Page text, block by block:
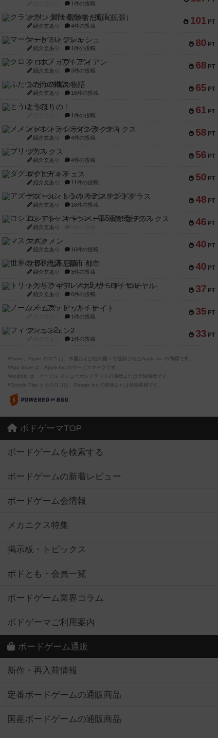
1件の投稿
101 PT
クランク! ：冒険者たち（拡張）
紹介文あり 4件の投稿
80 PT
マーケットフレッシュ
紹介文あり 1件の投稿
68 PT
クロス・オブ・アイアン
紹介文あり 3件の投稿
65 PT
ふたつの街の物語
紹介文あり 18件の投稿
61 PT
とうほうの！
1件の投稿
58 PT
メメントオンラインタクティクス
紹介文あり 4件の投稿
56 PT
ブリックス
紹介文あり 4件の投稿
50 PT
ダグエイトチェス
紹介文あり 11件の投稿
48 PT
アズール：シントラのステンドグラス
紹介文あり 18件の投稿
46 PT
ロシアン・キャンペーン：第5版デラックス
紹介文あり
40 PT
マスクメン
紹介文あり 16件の投稿
40 PT
世界の七不思議：都市
紹介文あり 3件の投稿
37 PT
トリックギア - ペルソナ5 ザ・ロイヤル-
紹介文あり 6件の投稿
35 PT
ノームズ・アット・ナイト
1件の投稿
33 PT
フィッシェン2
1件の投稿
※Apple、Apple のロゴ は、米国および他の国々で登録されたApple Inc.の商標です。
※App Store は、Apple Inc.のサービスマークです。
※Android は、グーグル インコーポレイテッドの商標または登録商標です。
※Google Play とそのロゴは、Google Inc.の商標または登録商標です。
ボドゲーマTOP
ボードゲームを検索する
ボードゲームの新着レビュー
ボードゲーム会情報
メカニクス特集
掲示板・トピックス
ボドとも・会員一覧
ボードゲーム業界コラム
ボドゲーマご利用案内
ボードゲーム通販
新作・再入荷情報
定番ボードゲームの通販商品
国産ボードゲームの通販商品